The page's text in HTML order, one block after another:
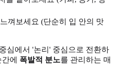
껴보세요 (단순히 입 안의 맛
심에서 '논리' 중심으로 전환하
에 폭발적 분노를 관리하는 매